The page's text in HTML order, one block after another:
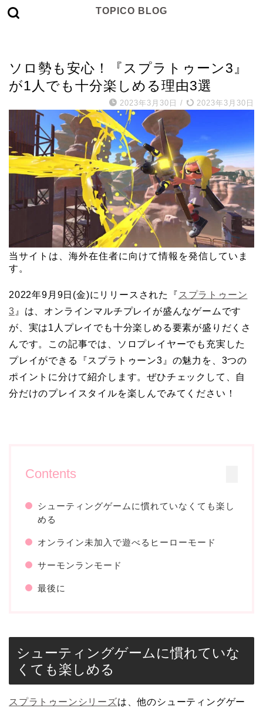
TOPICO BLOG
ソロ勢も安心！『スプラトゥーン3』
が1人でも十分楽しめる理由3選
2023年3月30日 / 2023年3月30日
当サイトは、海外在住者に向けて情報を発信していま
す。
2022年9月9日(金)にリリースされた『 スプラトゥーン
3 』は、オンラインマルチプレイが盛んなゲームです
が、実は1人プレイでも十分楽しめる要素が盛りだくさ
んです。この記事では、ソロプレイヤーでも充実した
プレイができる『スプラトゥーン3』の魅力を、3つの
ポイントに分けて紹介します。ぜひチェックして、自
分だけのプレイスタイルを楽しんでみてください！
Contents
シューティングゲームに慣れていなくても楽し
める
オンライン未加入で遊べるヒーローモード
サーモンランモード
最後に
シューティングゲームに慣れていな
くても楽しめる
スプラトゥーンシリーズは、他のシューティングゲー